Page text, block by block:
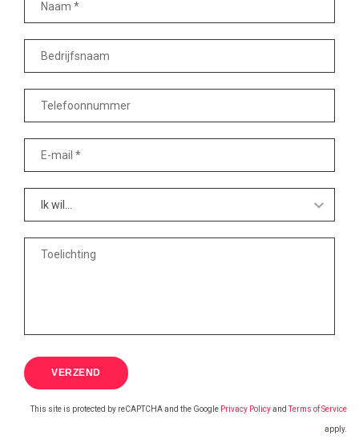
This site is protected by reCAPTCHA and the Google Privacy PolicyandTerms of Service
apply.